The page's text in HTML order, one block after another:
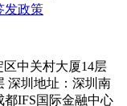
发政策
中关村大厦14层
深圳地址：深圳南
都IFS国际金融中心